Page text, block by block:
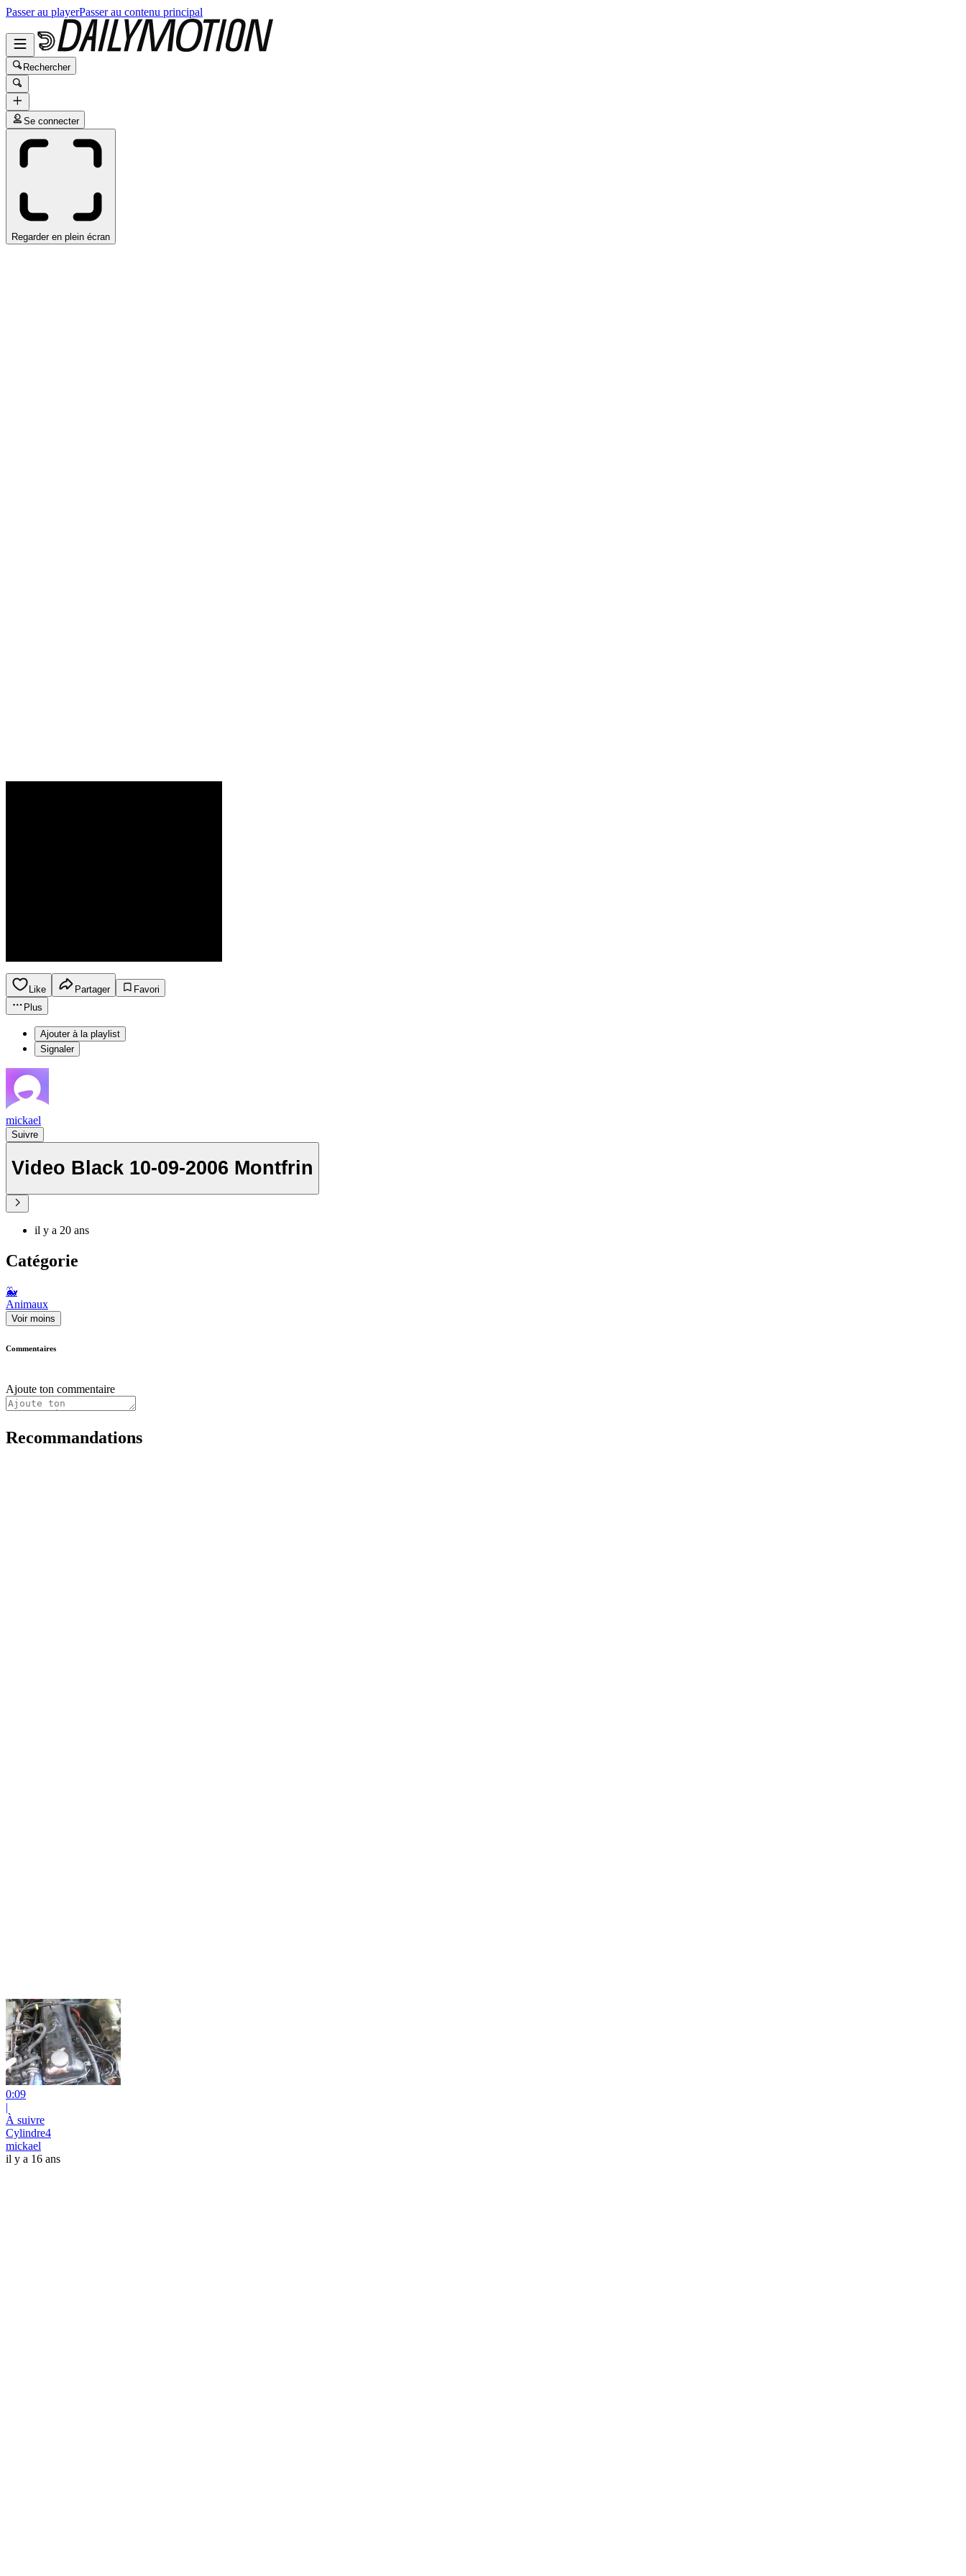
Passer au playerPasser au contenu principal
Rechercher
Se connecter
Regarder en plein écran
Like Partager
Favori
Plus
Ajouter à la playlist
Signaler
mickael
Suivre
Video Black 10-09-2006 Montfrin
il y a 20 ans
Catégorie
🐳
Animaux
Voir moins
Commentaires
Ajoute ton commentaire
Recommandations
0:09
|
À suivre
Cylindre4
mickael
il y a 16 ans